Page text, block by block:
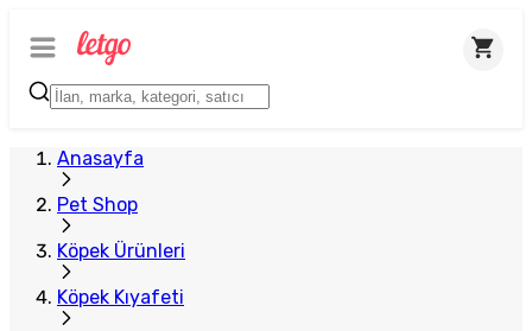
Anasayfa
Pet Shop
Köpek Ürünleri
Köpek Kıyafeti